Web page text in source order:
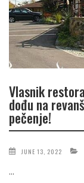
Vlasnik
dođu na
pečenje!
JUNE 13, 2022
...